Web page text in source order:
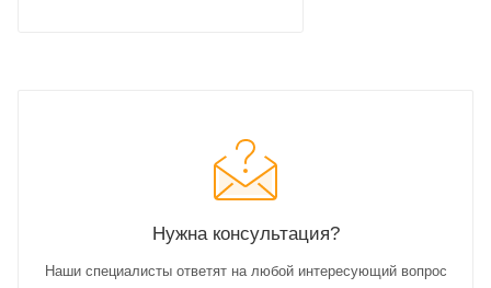
Нужна консультация?
Наши специалисты ответят на любой интересующий вопрос